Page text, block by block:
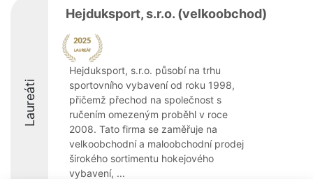
Laureáti
Hejduksport, s.r.o. (velkoobchod)
Hejduksport, s.r.o. působí na trhu
sportovního vybavení od roku 1998,
přičemž přechod na společnost s
ručením omezeným proběhl v roce
2008. Tato firma se zaměřuje na
velkoobchodní a maloobchodní prodej
širokého sortimentu hokejového
vybavení, ...